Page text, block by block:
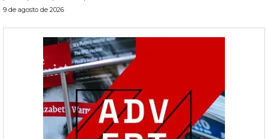
9 de agosto de 2026